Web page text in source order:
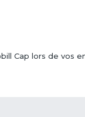
Cap lors de vos